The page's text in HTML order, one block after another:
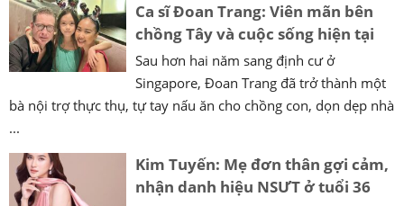
Ca sĩ Đoan Trang: Viên mãn bên
chồng Tây và cuộc sống hiện tại
Sau hơn hai năm sang định cư ở
Singapore, Đoan Trang đã trở thành một
bà nội trợ thực thụ, tự tay nấu ăn cho chồng con, dọn dẹp nhà
...
Kim Tuyến: Mẹ đơn thân gợi cảm,
nhận danh hiệu NSƯT ở tuổi 36